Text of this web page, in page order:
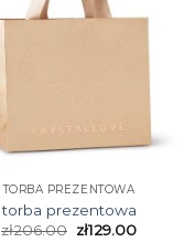
TORBA PREZENTOWA
torba prezentowa
zł206.00 zł129.00